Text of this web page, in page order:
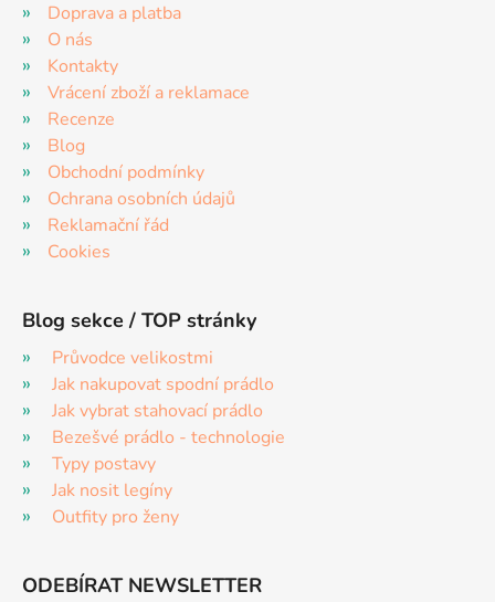
Doprava a platba
O nás
Kontakty
Vrácení zboží a reklamace
Recenze
Blog
Obchodní podmínky
Ochrana osobních údajů
Reklamační řád
Cookies
Blog sekce / TOP stránky
Průvodce velikostmi
Jak nakupovat spodní prádlo
Jak vybrat stahovací prádlo
Bezešvé prádlo - technologie
Typy postavy
Jak nosit legíny
Outfity pro ženy
ODEBÍRAT NEWSLETTER